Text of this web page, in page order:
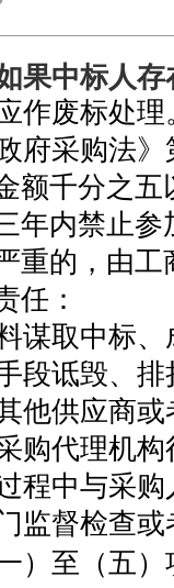
果中标人
作废标处理
府采购法
额千分之
年内禁止
重的，由
任：
谋取中标
段诋毁、
他供应商
购代理机
程中与采
监督检查
）至（五